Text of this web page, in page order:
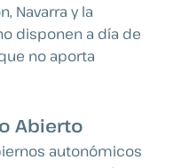
Navarra y la
disponen a día de
no aporta
Abierto
autonómicos